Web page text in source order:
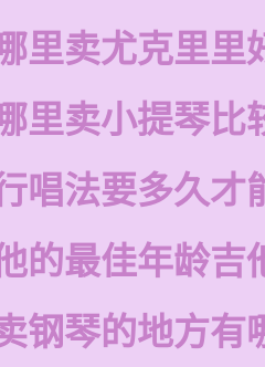
里卖尤克里里
里卖小提琴比
唱法要多久才
的最佳年龄吉
钢琴的地方有